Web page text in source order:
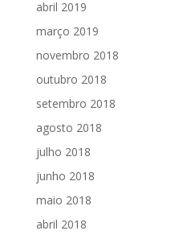
abril 2019
março 2019
novembro 2018
outubro 2018
setembro 2018
agosto 2018
julho 2018
junho 2018
maio 2018
abril 2018